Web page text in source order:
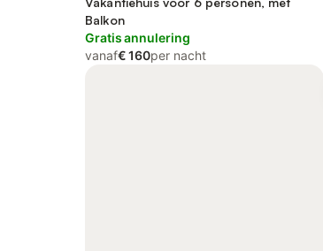
Balkon
Gratis annulering
vanaf€ 160per nacht